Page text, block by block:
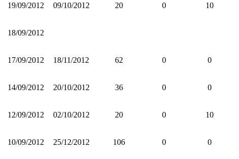
19/09/2012 09/10/2012 20 0 10
18/09/2012
17/09/2012 18/11/2012 62 0 0
14/09/2012 20/10/2012 36 0 0
12/09/2012 02/10/2012 20 0 10
10/09/2012 25/12/2012 106 0 0